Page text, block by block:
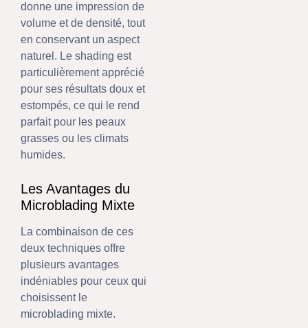
donne une impression de
volume et de densité, tout
en conservant un aspect
naturel. Le shading est
particulièrement apprécié
pour ses résultats doux et
estompés, ce qui le rend
parfait pour les peaux
grasses ou les climats
humides.
Les Avantages du
Microblading Mixte
La combinaison de ces
deux techniques offre
plusieurs avantages
indéniables pour ceux qui
choisissent le
microblading mixte.